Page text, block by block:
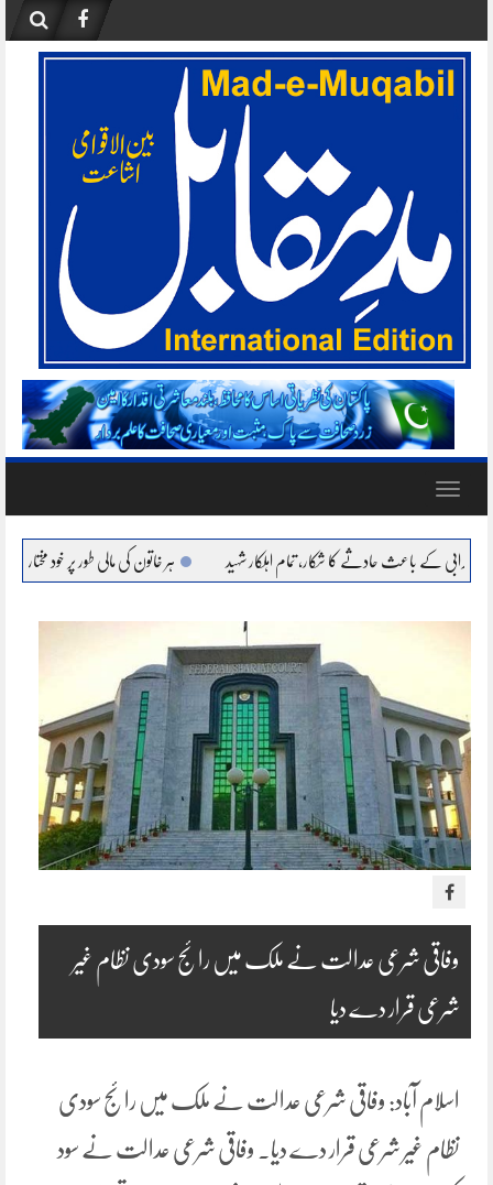
content
Toggle
کا شکار، تمام اہلکار شہید ہر خاتون کی مالی طور پر خود مختار، بااحتیار بنانا ہمارا عزم :
وفاقی شرعی عدالت نے ملک میں رائج سودی نظام غیر
شرعی قرار دے دیا
اسلام آباد: وفاقی شرعی عدالت نے ملک میں رائج سودی
نظام غیر شرعی قرار دے دیا۔ وفاقی شرعی عدالت نے سود